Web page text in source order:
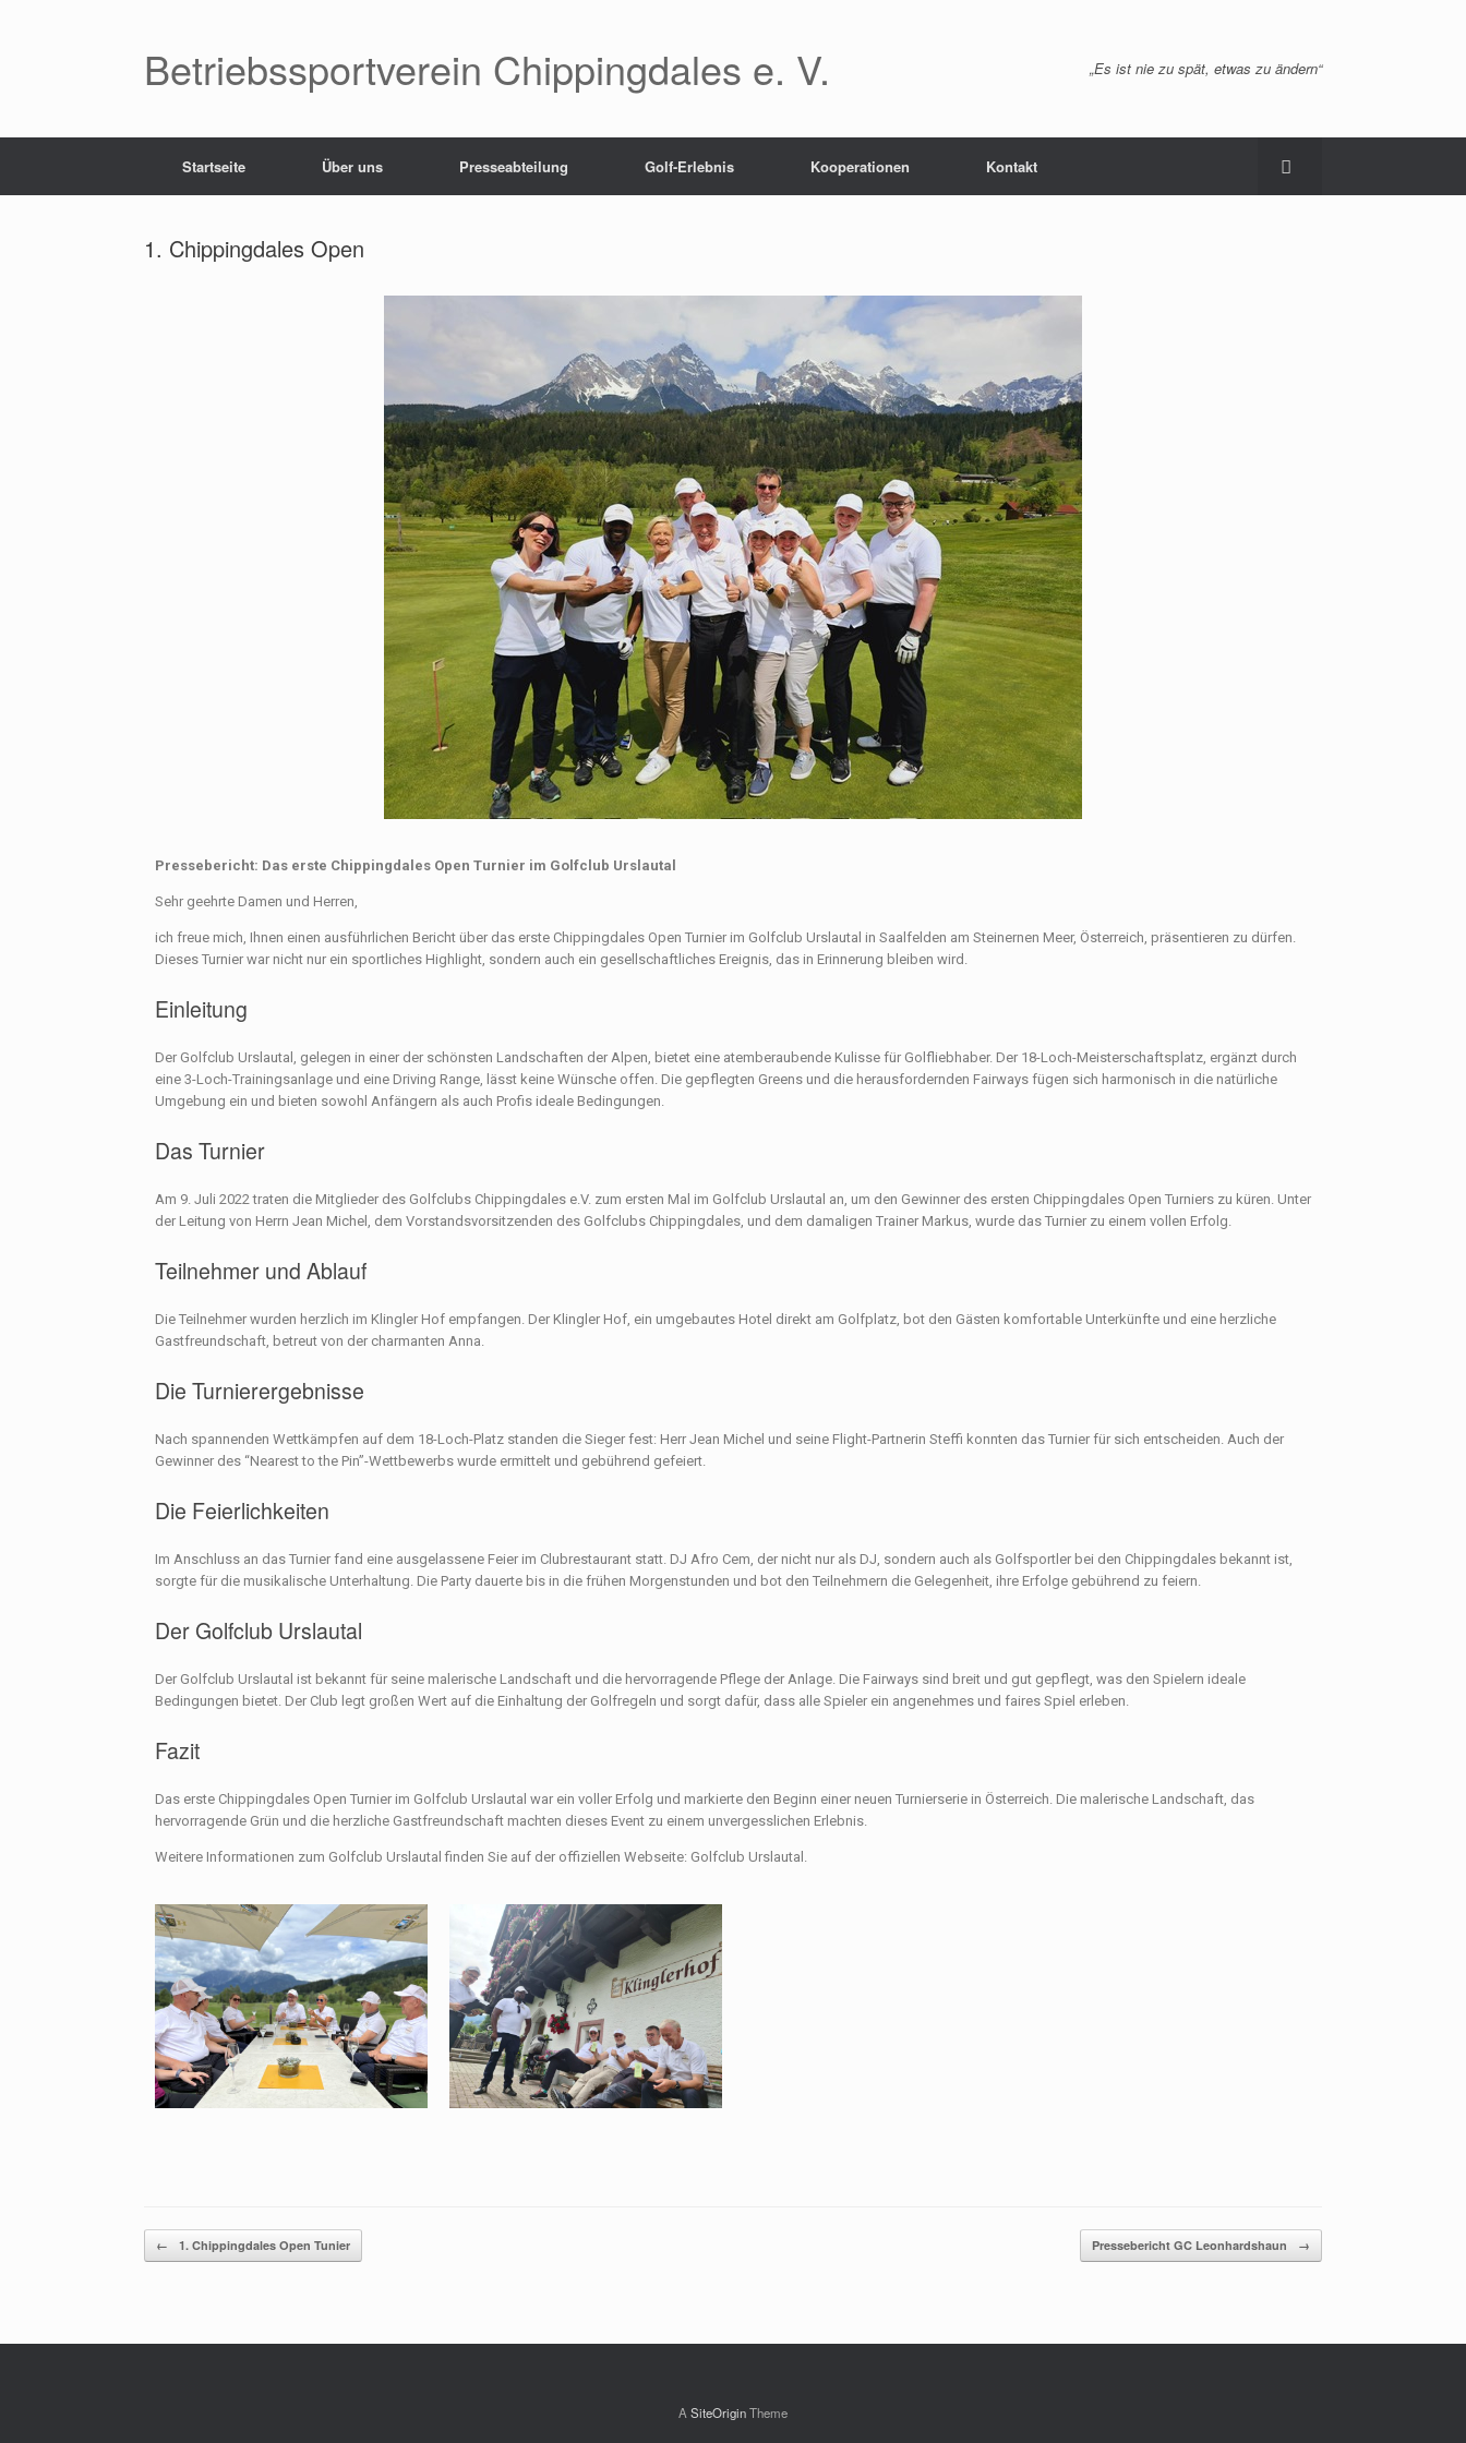
Betriebssportverein Chippingdales e. V. „Es ist nie zu spät, etwas zu ändern“
Startseite Über uns Presseabteilung Golf-Erlebnis Kooperationen Kontakt
1. Chippingdales Open
Pressebericht: Das erste Chippingdales Open Turnier im Golfclub Urslautal
Sehr geehrte Damen und Herren,
ich freue mich, Ihnen einen ausführlichen Bericht über das erste Chippingdales Open Turnier im Golfclub Urslautal in Saalfelden am Steinernen Meer, Österreich, präsentieren zu dürfen.
Dieses Turnier war nicht nur ein sportliches Highlight, sondern auch ein gesellschaftliches Ereignis, das in Erinnerung bleiben wird.
Einleitung
Der Golfclub Urslautal, gelegen in einer der schönsten Landschaften der Alpen, bietet eine atemberaubende Kulisse für Golfliebhaber. Der 18-Loch-Meisterschaftsplatz, ergänzt durch
eine 3-Loch-Trainingsanlage und eine Driving Range, lässt keine Wünsche offen. Die gepflegten Greens und die herausfordernden Fairways fügen sich harmonisch in die natürliche
Umgebung ein und bieten sowohl Anfängern als auch Profis ideale Bedingungen.
Das Turnier
Am 9. Juli 2022 traten die Mitglieder des Golfclubs Chippingdales e.V. zum ersten Mal im Golfclub Urslautal an, um den Gewinner des ersten Chippingdales Open Turniers zu küren. Unter
der Leitung von Herrn Jean Michel, dem Vorstandsvorsitzenden des Golfclubs Chippingdales, und dem damaligen Trainer Markus, wurde das Turnier zu einem vollen Erfolg.
Teilnehmer und Ablauf
Die Teilnehmer wurden herzlich im Klingler Hof empfangen. Der Klingler Hof, ein umgebautes Hotel direkt am Golfplatz, bot den Gästen komfortable Unterkünfte und eine herzliche
Gastfreundschaft, betreut von der charmanten Anna.
Die Turnierergebnisse
Nach spannenden Wettkämpfen auf dem 18-Loch-Platz standen die Sieger fest: Herr Jean Michel und seine Flight-Partnerin Steffi konnten das Turnier für sich entscheiden. Auch der
Gewinner des “Nearest to the Pin”-Wettbewerbs wurde ermittelt und gebührend gefeiert.
Die Feierlichkeiten
Im Anschluss an das Turnier fand eine ausgelassene Feier im Clubrestaurant statt. DJ Afro Cem, der nicht nur als DJ, sondern auch als Golfsportler bei den Chippingdales bekannt ist,
sorgte für die musikalische Unterhaltung. Die Party dauerte bis in die frühen Morgenstunden und bot den Teilnehmern die Gelegenheit, ihre Erfolge gebührend zu feiern.
Der Golfclub Urslautal
Der Golfclub Urslautal ist bekannt für seine malerische Landschaft und die hervorragende Pflege der Anlage. Die Fairways sind breit und gut gepflegt, was den Spielern ideale
Bedingungen bietet. Der Club legt großen Wert auf die Einhaltung der Golfregeln und sorgt dafür, dass alle Spieler ein angenehmes und faires Spiel erleben.
Fazit
Das erste Chippingdales Open Turnier im Golfclub Urslautal war ein voller Erfolg und markierte den Beginn einer neuen Turnierserie in Österreich. Die malerische Landschaft, das
hervorragende Grün und die herzliche Gastfreundschaft machten dieses Event zu einem unvergesslichen Erlebnis.
Weitere Informationen zum Golfclub Urslautal finden Sie auf der offiziellen Webseite: Golfclub Urslautal.
Post navigation
← 1. Chippingdales Open Tunier Pressebericht GC Leonhardshaun →
ASiteOriginTheme